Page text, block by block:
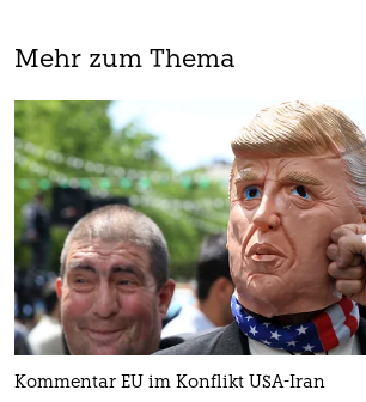
Mehr zum Thema
Kommentar EU im Konflikt USA-Iran